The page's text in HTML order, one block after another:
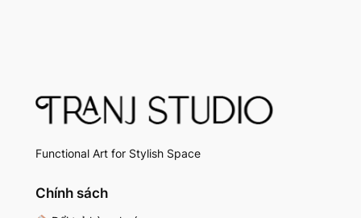
Functional Art for Stylish Space
Chính sách